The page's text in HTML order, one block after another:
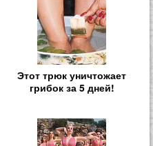
Этот трюк уничтожает
грибок за 5 дней!